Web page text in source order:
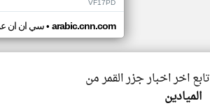
VF17PD
سي ان ان• arabic.cnn.com
تابع اخر اخبار جزر القمر من
الميادين